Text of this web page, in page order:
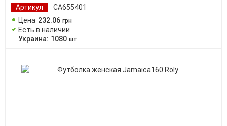
Артикул
CA655401
Цена 232.06 грн
Есть в наличии
Украина: 1080 шт